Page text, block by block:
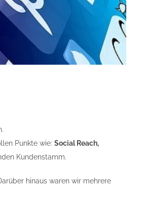
Punkte wie: Social Reach,
Kundenstamm.
hinaus waren wir mehrere